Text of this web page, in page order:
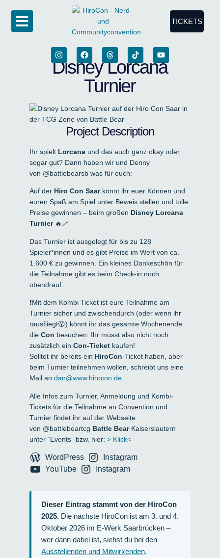
TICKETS
Disney Lorcana
Turnier
Project Description
Ihr spielt Lorcana und das auch ganz okay oder
sogar gut? Dann haben wir und Denny
von @battlebearsb was für euch:
Auf der Hiro Con Saarkönnt ihr euer Können und
euren Spaß am Spiel unter Beweis stellen und tolle
Preise gewinnen – beim großen Disney Lorcana
Turnier🔥🪄
Das Turnier ist ausgelegt für bis zu 128
Spieler*innen und es gibt Preise im Wert von ca.
1.600 € zu gewinnen. Ein kleines Dankeschön für
die Teilnahme gibt es beim Check-in noch
obendrauf.
❗Mit dem Kombi Ticket ist eure Teilnahme am
Turnier sicher und zwischendurch (oder wenn ihr
rausfliegt😵) könnt ihr das gesamte Wochenende
die Con besuchen. Ihr müsst also nicht noch
zusätzlich ein Con-Ticketkaufen!
Solltet ihr bereits ein HiroCon-Ticket haben, aber
beim Turnier teilnehmen wollen, schreibt uns eine
Mail an dan@www.hirocon.de.
Alle Infos zum Turnier, Anmeldung und Kombi-
Tickets für die Teilnahme an Convention und
Turnier findet ihr auf der Webseite
von @battlebeartcg Battle Bear Kaiserslautern
unter “Events” bzw. hier: > Klick<
WordPress
Instagram
YouTube
Instagram
Dieser Eintrag stammt von der HiroCon
2025.Die nächste HiroCon ist am 3. und 4.
Oktober 2026 im E-Werk Saarbrücken –
wer dann dabei ist, siehst du bei den
Ausstellenden und Mitwirkenden.